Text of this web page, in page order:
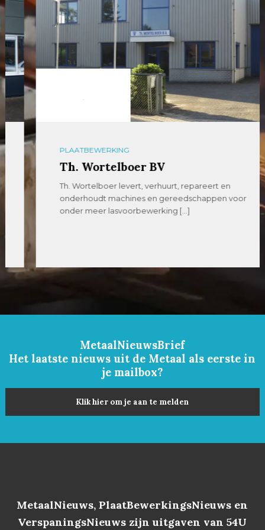
PLAATBEWERKING
Th. Wortelboer BV
Th. Wortelboer levert, verhuurt, repareert en
onderhoudt machines en gereedschappen voor
onder meer lasvoorbewerking […]
MetaalNieuwsBrief
Het laatste nieuws uit de Metaal als eerste in
je mailbox?
Klik hier om je aan te melden
MetaalNieuws, PlaatBewerkingsNieuws en
VerspaningsNieuws zijn uitgaven van 54U